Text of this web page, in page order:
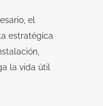
el
estratégica
la vida útil